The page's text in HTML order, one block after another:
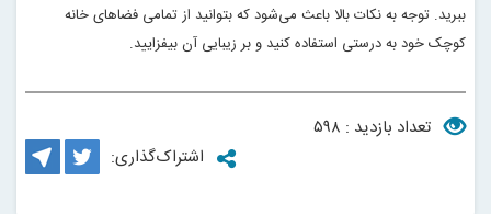
ببرید. توجه به نکات بالا باعث می‌شود که بتوانید از تمامی فضاهای خانه
کوچک خود به درستی استفاده کنید و بر زیبایی آن بیفزایید.
تعداد بازدید : ۵۹۸
اشتراک‌گذاری: